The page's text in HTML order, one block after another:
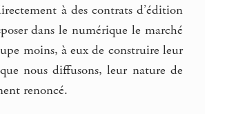
à des contrats d’édition
dans le numérique le marché
moins, à eux de construire leur
nous diffusons, leur nature de
renoncé.